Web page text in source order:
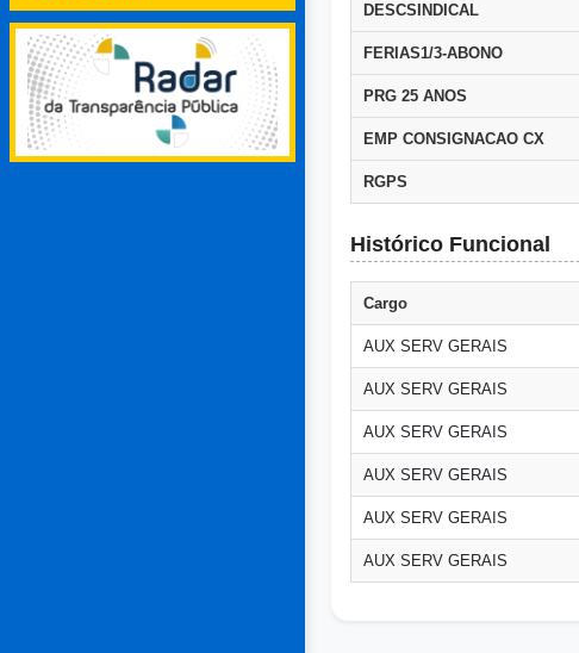
DESCSINDICAL
FERIAS1/3-ABONO
PRG 25 ANOS
EMP CONSIGNACAO CX
RGPS
Histórico Funcional
Cargo
AUX SERV GERAIS
AUX SERV GERAIS
AUX SERV GERAIS
AUX SERV GERAIS
AUX SERV GERAIS
AUX SERV GERAIS